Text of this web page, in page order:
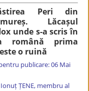
Peri din
Lăcașul
unde s-a scris în
română prima
o ruină
publicare: 06 Mai
ȚENE, membru al